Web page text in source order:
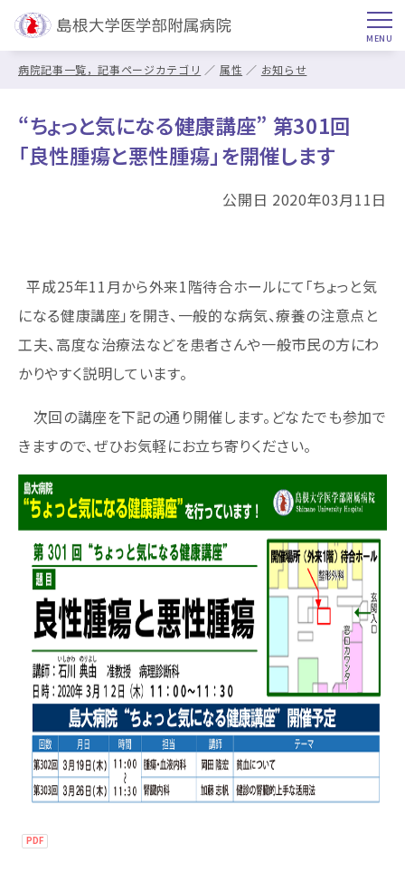
病院記事一覧，記事ページカテゴリ 属性 お知らせ
“ちょっと気になる健康講座” 第301回
「良性腫瘍と悪性腫瘍」を開催します
公開日 2020年03月11日
平成25年11月から外来1階待合ホールにて「ちょっと気
になる健康講座」を開き、一般的な病気、療養の注意点と
工夫、高度な治療法などを患者さんや一般市民の方にわ
かりやすく説明しています。
次回の講座を下記の通り開催します。どなたでも参加で
きますので、ぜひお気軽にお立ち寄りください。